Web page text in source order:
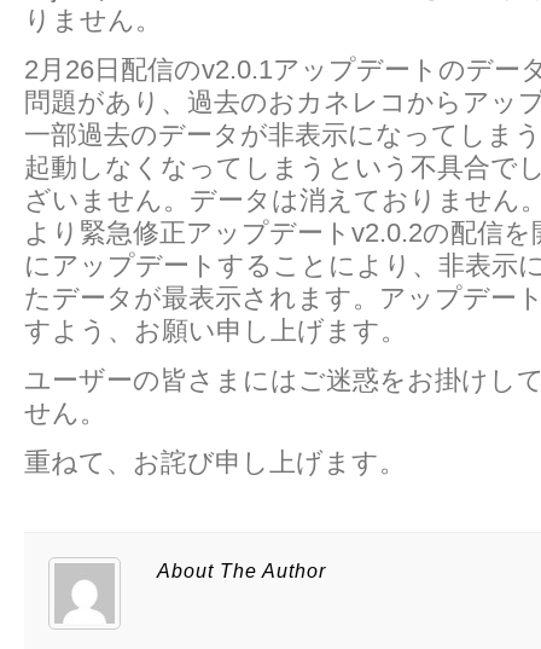
りません。
2月26日配信のv2.0.1アップデートのデー
問題があり、過去のおカネレコからアッ
一部過去のデータが非表示になってしま
起動しなくなってしまうという不具合で
ざいません。データは消えておりません
より緊急修正アップデートv2.0.2の配信
にアップデートすることにより、非表示
たデータが最表示されます。アップデー
すよう、お願い申し上げます。
ユーザーの皆さまにはご迷惑をお掛けし
せん。
重ねて、お詫び申し上げます。
About The Author